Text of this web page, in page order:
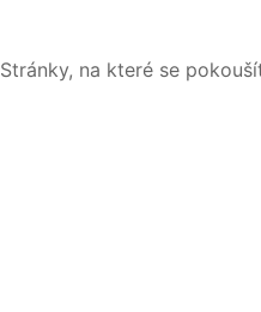
Stránky, na které se